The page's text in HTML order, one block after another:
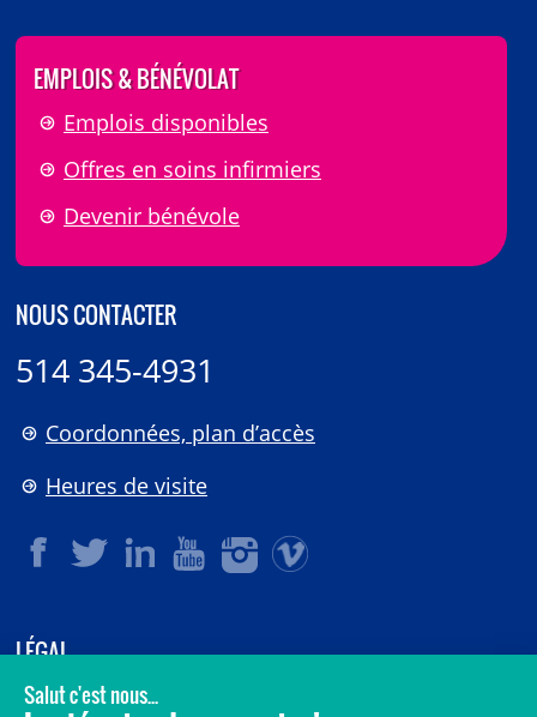
EMPLOIS & BÉNÉVOLAT
Emplois disponibles
Offres en soins infirmiers
Devenir bénévole
NOUS CONTACTER
514 345-4931
Coordonnées, plan d’accès
Heures de visite
LÉGAL
© 2006-2026CHU Sainte-Justine.